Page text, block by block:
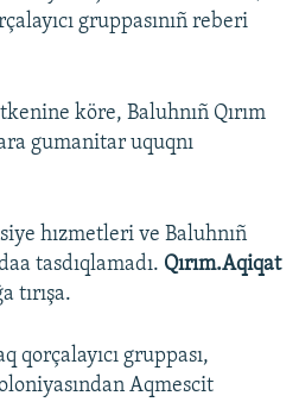
gruppasınıñ reberi
köre, Baluhnıñ Qırım
gumanitar uquqnı
hızmetleri ve Baluhnıñ
tasdıqlamadı. Qırım.Aqiqat
tırışa.
qorçalayıcı gruppası,
Aqmescit